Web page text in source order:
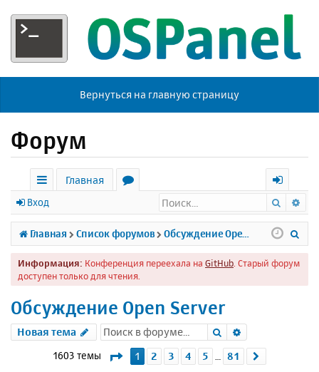
Вернуться на главную страницу
Форум
с
ы
л
к
Главная
р
у
м
х
о
д
Вход Поиск
Главная Список форумов
Информация: Конференция переехала на GitHub . Старый форум
доступен только для чтения.
Обсуждение Open Server
Новая тема Поиск
1603 темы Страница1 из 81
1 2 3 4 5 81